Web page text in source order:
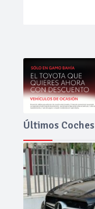
Últimos Coches